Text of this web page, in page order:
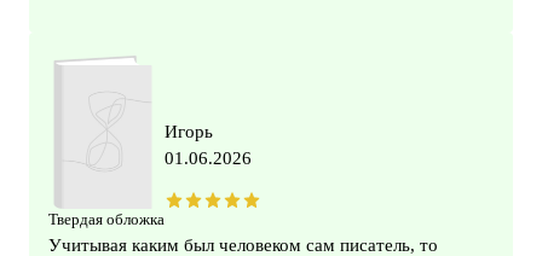
Твердая обложка
Игорь
01.06.2026
Учитывая каким был человеком сам писатель, то